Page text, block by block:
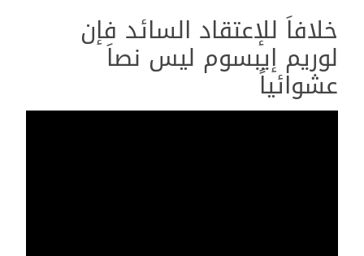
خلافاَ للإعتقاد السائد فإن
لوريم إيبسوم ليس نصاَ
عشوائياً